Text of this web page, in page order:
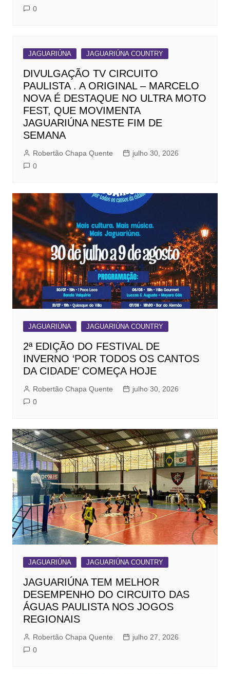
0
JAGUARIÚNA JAGUARIÚNA COUNTRY
DIVULGAÇÃO TV CIRCUITO
PAULISTA . A ORIGINAL – MARCELO
NOVA É DESTAQUE NO ULTRA MOTO
FEST, QUE MOVIMENTA
JAGUARIÚNA NESTE FIM DE
SEMANA
Robertão Chapa Quente
julho 30, 2026
0
JAGUARIÚNA JAGUARIÚNA COUNTRY
2ª EDIÇÃO DO FESTIVAL DE
INVERNO ‘POR TODOS OS CANTOS
DA CIDADE’ COMEÇA HOJE
Robertão Chapa Quente
julho 30, 2026
0
JAGUARIÚNA JAGUARIÚNA COUNTRY
JAGUARIÚNA TEM MELHOR
DESEMPENHO DO CIRCUITO DAS
ÁGUAS PAULISTA NOS JOGOS
REGIONAIS
Robertão Chapa Quente
julho 27, 2026
0